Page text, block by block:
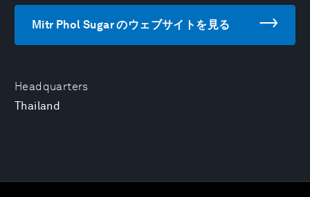
Headquarters
Thailand
Mitr Phol Sugar のウェブサイトを見る